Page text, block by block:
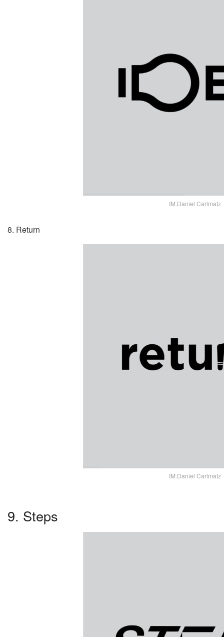
IM.Daniel Carlmatz
8. Return
IM.Daniel Carlmatz
9. Steps